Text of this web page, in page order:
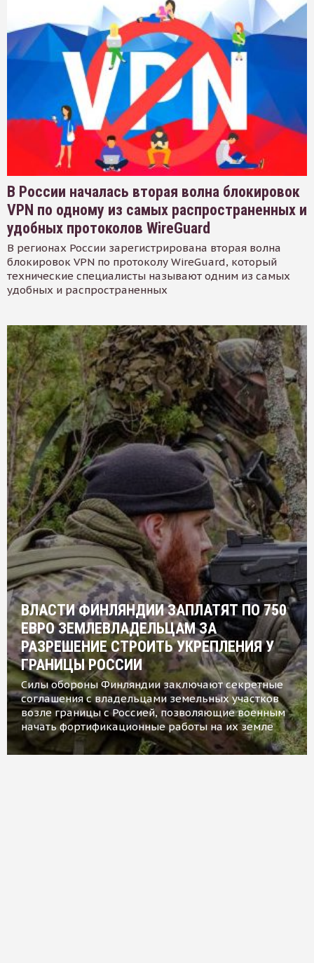
В России началась вторая волна блокировок
VPN по одному из самых распространенных и
удобных протоколов WireGuard
В регионах России зарегистрирована вторая волна
блокировок VPN по протоколу WireGuard, который
технические специалисты называют одним из самых
удобных и распространенных
ВЛАСТИ ФИНЛЯНДИИ ЗАПЛАТЯТ ПО 750
ЕВРО ЗЕМЛЕВЛАДЕЛЬЦАМ ЗА
РАЗРЕШЕНИЕ СТРОИТЬ УКРЕПЛЕНИЯ У
ГРАНИЦЫ РОССИИ
Силы обороны Финляндии заключают секретные
соглашения с владельцами земельных участков
возле границы с Россией, позволяющие военным
начать фортификационные работы на их земле